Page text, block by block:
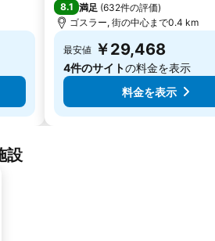
8.1 満足 (632件の評価)
ゴスラー, 街の中心まで0.4 km
最安値 ￥29,468
4件のサイトの料金を表示
料金を表示
設